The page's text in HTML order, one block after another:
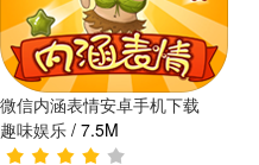
微信内涵表情安卓手机下载
趣味娱乐 / 7.5M